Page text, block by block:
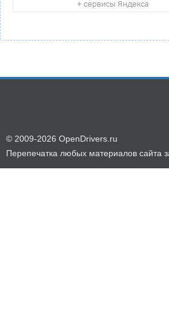
© 2009-2026 OpenDrivers.ru
Перепечатка любых материалов